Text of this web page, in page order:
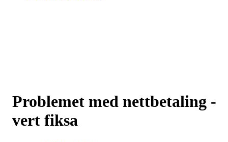
Problemet med nettbetaling -
vert fiksa